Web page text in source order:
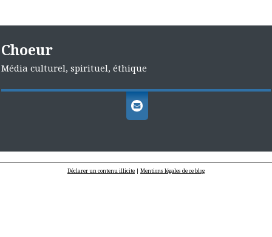
Choeur
Média culturel, spirituel, éthique
Déclarer un contenu illicite | Mentions légales de ce blog